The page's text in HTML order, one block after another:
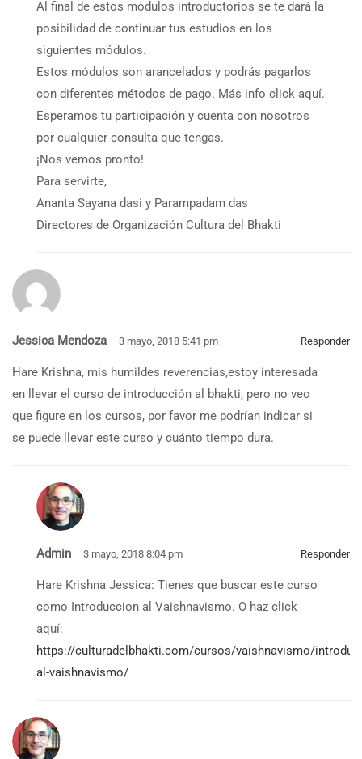
Al final de estos módulos introductorios se te dará la
posibilidad de continuar tus estudios en los
siguientes módulos.
Estos módulos son arancelados y podrás pagarlos
con diferentes métodos de pago. Más info click aquí.
Esperamos tu participación y cuenta con nosotros
por cualquier consulta que tengas.
¡Nos vemos pronto!
Para servirte,
Ananta Sayana dasi y Parampadam das
Directores de Organización Cultura del Bhakti
Jessica Mendoza 3 mayo, 2018 5:41 pm Responder
Hare Krishna, mis humildes reverencias,estoy interesada
en llevar el curso de introducción al bhakti, pero no veo
que figure en los cursos, por favor me podrían indicar si
se puede llevar este curso y cuánto tiempo dura.
Admin 3 mayo, 2018 8:04 pm Responder
Hare Krishna Jessica: Tienes que buscar este curso
como Introduccion al Vaishnavismo. O haz click
aquí:
https://culturadelbhakti.com/cursos/vaishnavismo/
al-vaishnavismo/